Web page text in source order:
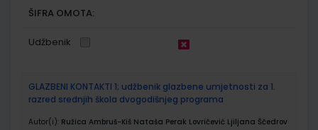
ŠIFRA OMOTA:
Udžbenik
GLAZBENI KONTAKTI 1; udžbenik glazbene umjetnosti za 1.
razred srednjih škola dvogodišnjeg programa
Autor(i): Ružica Ambruš-Kiš Nataša Perak Lovričević Ljiljana Ščedrov